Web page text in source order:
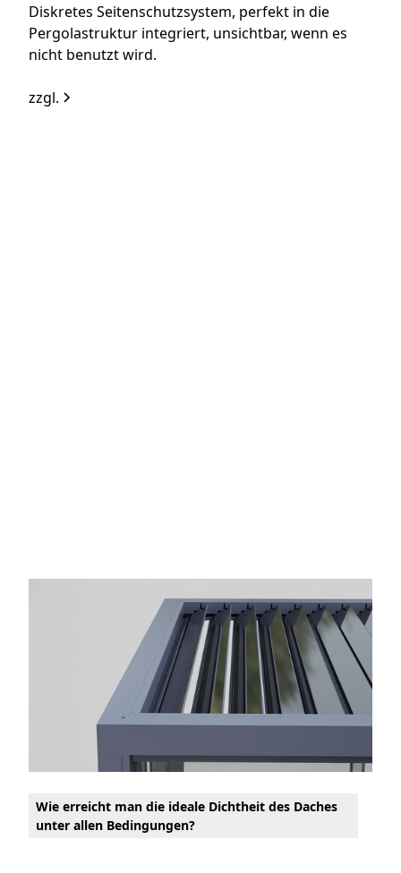
Diskretes Seitenschutzsystem, perfekt in die
Pergolastruktur integriert, unsichtbar, wenn es
nicht benutzt wird.
zzgl.
Wie erreicht man die ideale Dichtheit des Daches
unter allen Bedingungen?